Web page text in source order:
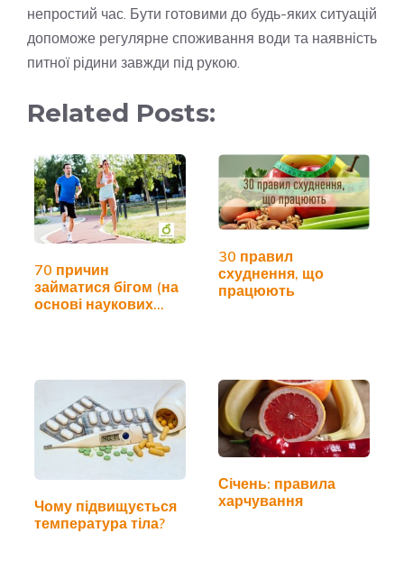
непростий час. Бути готовими до будь-яких ситуацій
допоможе регулярне споживання води та наявність
питної рідини завжди під рукою.
Related Posts:
70 причин
займатися бігом (на
основі наукових
30 правил
схуднення, що
працюють
Чому підвищується
температура тіла?
Січень: правила
харчування